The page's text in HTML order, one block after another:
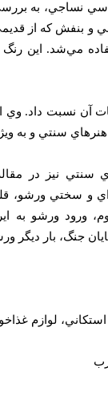
نساجي، به
بنفش كه از
مي‌شد. اين
آن نسبت داد. وي
هنرهاي سنتي و به
سنتي نيز در
و سختي ورشو،
ورود ورشو
جنگ، بار ديگر
لوازم